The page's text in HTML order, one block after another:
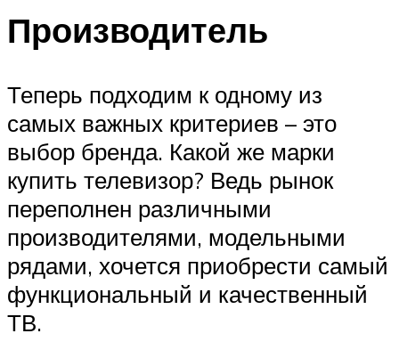
Производитель
Теперь подходим к одному из
самых важных критериев – это
выбор бренда. Какой же марки
купить телевизор? Ведь рынок
переполнен различными
производителями, модельными
рядами, хочется приобрести самый
функциональный и качественный
ТВ.